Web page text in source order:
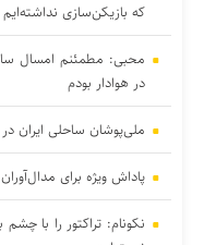
که بازیکن‌سازی نداشته‌ایم
محبی: مطمئنم امسال
در هوادار بودم
ملی‌پوشان ساحلی ایران
پاداش ویژه برای مدال‌آوران تیراندازی
نکونام: تراکتور را با